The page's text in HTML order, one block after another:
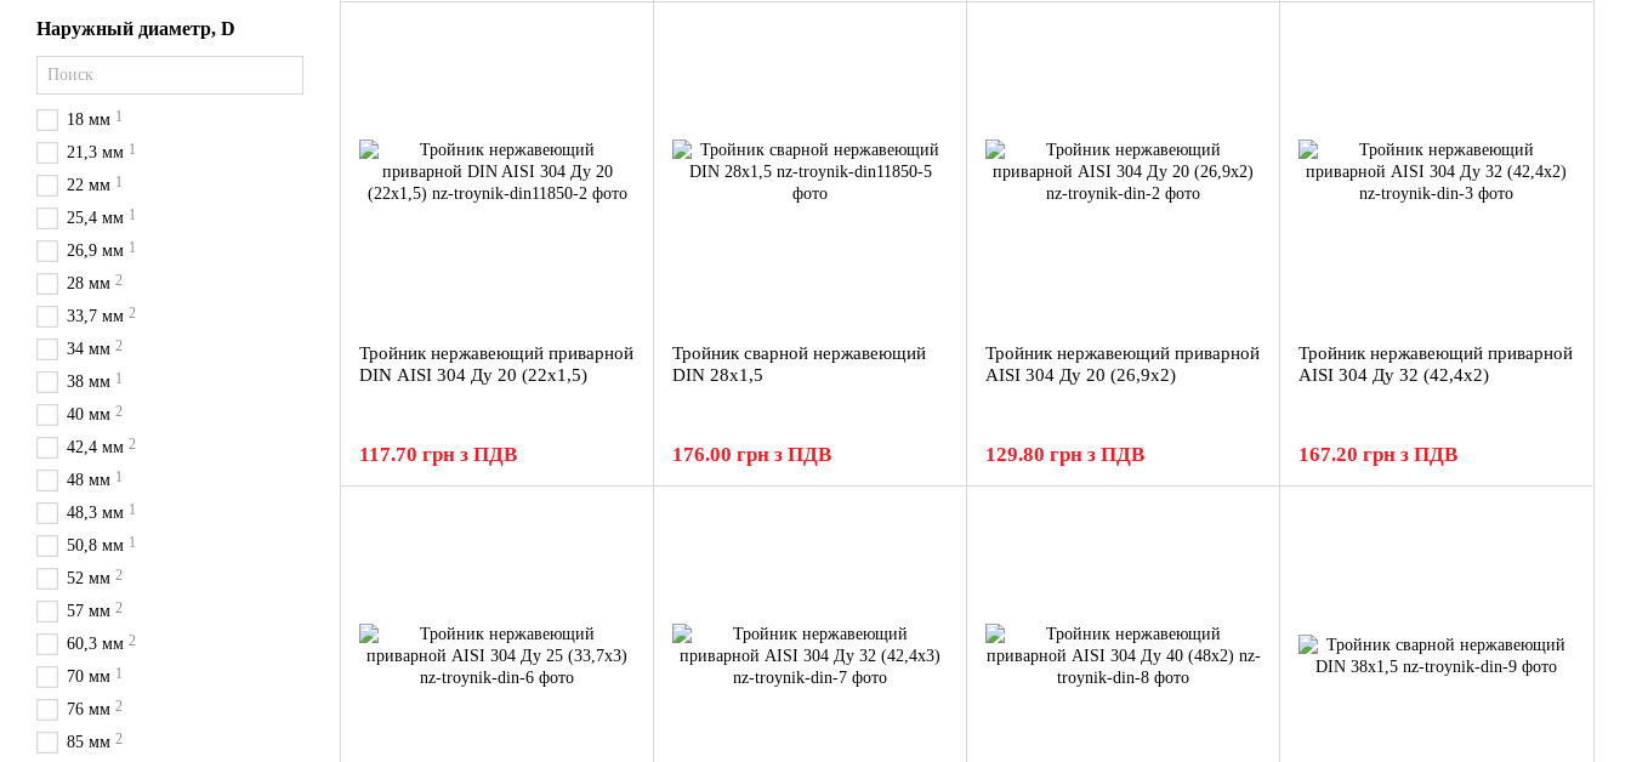
Тройник нержавеющий приварной
DIN AISI 304 Ду 20 (22x1,5)
117.70 грн з ПДВ
Тройник сварной нержавеющий
DIN 28x1,5
176.00 грн з ПДВ
Тройник нержавеющий приварной
AISI 304 Ду 20 (26,9x2)
129.80 грн з ПДВ
Тройник нержавеющий приварной
AISI 304 Ду 32 (42,4x2)
167.20 грн з ПДВ
Наружный диаметр, D
18 мм 1
21,3 мм 1
22 мм 1
25,4 мм 1
26,9 мм 1
28 мм 2
33,7 мм 2
34 мм 2
38 мм 1
40 мм 2
42,4 мм 2
48 мм 1
48,3 мм 1
50,8 мм 1
52 мм 2
57 мм 2
60,3 мм 2
70 мм 1
76 мм 2
85 мм 2